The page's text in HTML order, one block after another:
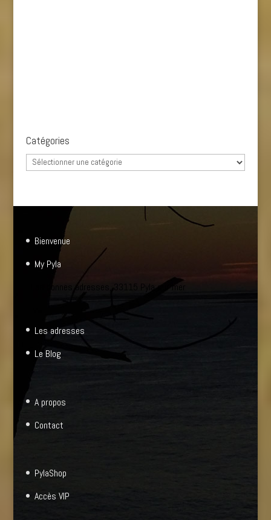
Catégories
Catégories
Bienvenue
My Pyla
Les bonnes adresses, 33115 Pyla sur mer
Les adresses
Le Blog
A propos
Contact
PylaShop
Accès VIP